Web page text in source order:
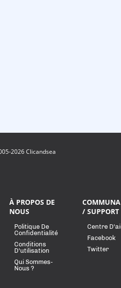
2026 Clicandsea
À PROPOS DE
NOUS
Politique De
Confidentialité
Conditions
D'utilisation
Qui Sommes-
Nous ?
/ SUPPORT
Centre
Facebook
Twitter